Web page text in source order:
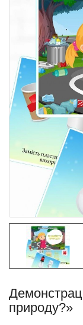
дитини»..
матеріал
природу?»